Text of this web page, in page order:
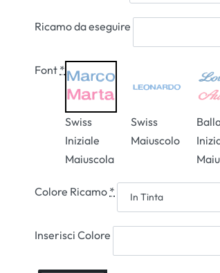
Ricamo da eseguire
Font *
Swiss
Iniziale
Maiuscola
Swiss
Maiuscolo
Colore Ricamo *
Inserisci Colore